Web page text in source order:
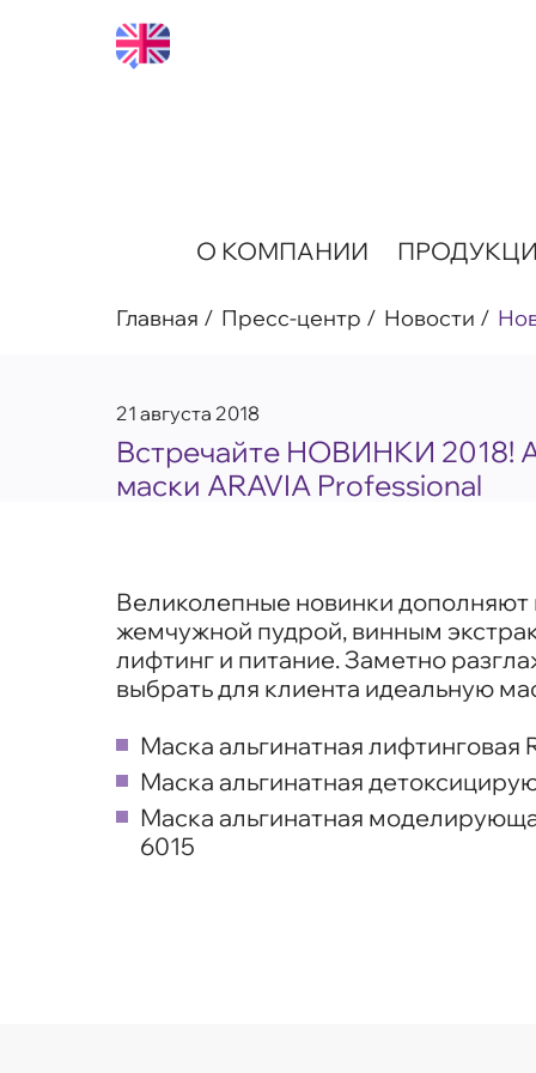
О КОМПАНИИ
Главная Пресс-центр Новости
21 августа 2018
Встречайте НОВИНКИ 2018!
маски ARAVIA Professional
Великолепные новинки
жемчужной пудрой, винным
лифтинг и питание. Заметно
выбрать для клиента идеальную
Маска альгинатная лифтинговая
Маска альгинатная
Маска альгинатная
6015